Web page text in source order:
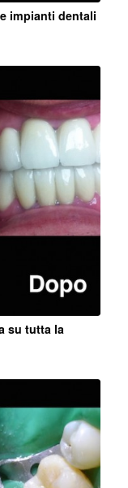
impianti dentali
su tutta la